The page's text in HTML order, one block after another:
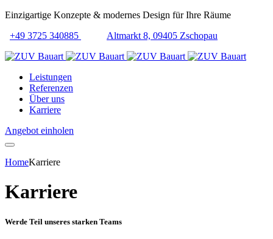
Einzigartige Konzepte & modernes Design für Ihre Räume
+49 3725 340885
Altmarkt 8, 09405 Zschopau
Leistungen
Referenzen
Über uns
Karriere
Angebot einholen
HomeKarriere
Karriere
Werde Teil unseres starken Teams